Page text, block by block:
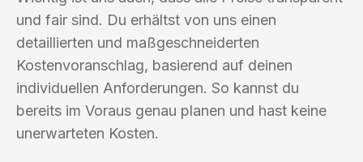
und fair sind. Du erhältst von uns einen
detaillierten und maßgeschneiderten
Kostenvoranschlag, basierend auf deinen
individuellen Anforderungen. So kannst du
bereits im Voraus genau planen und hast keine
unerwarteten Kosten.